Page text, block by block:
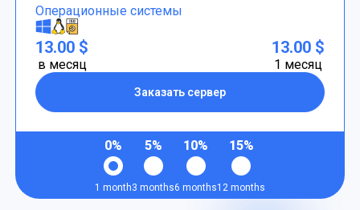
Операционные системы
13.00 $
в месяц
Заказать сервер
13.00 $
1 месяц
0%
1 month
5%
3 months
10%
6 months
15%
12 months